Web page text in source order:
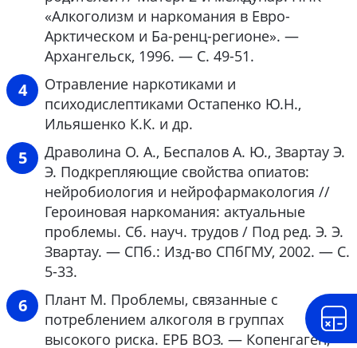
«Алкоголизм и наркомания в Евро-
Арктическом и Ба-ренц-регионе». —
Архангельск, 1996. — С. 49-51.
Отравление наркотиками и
психодислептиками Остапенко Ю.Н.,
Ильяшенко К.К. и др.
Драволина О. А., Беспалов А. Ю., Звартау Э.
Э. Подкрепляющие свойства опиатов:
нейробиология и нейрофармакология //
Героиновая наркомания: актуальные
проблемы. Сб. науч. трудов / Под ред. Э. Э.
Звартау. — СПб.: Изд-во СПбГМУ, 2002. — С.
5-33.
Плант М. Проблемы, связанные с
потреблением алкоголя в группах
высокого риска. ЕРБ ВОЗ. — Копенгаген,